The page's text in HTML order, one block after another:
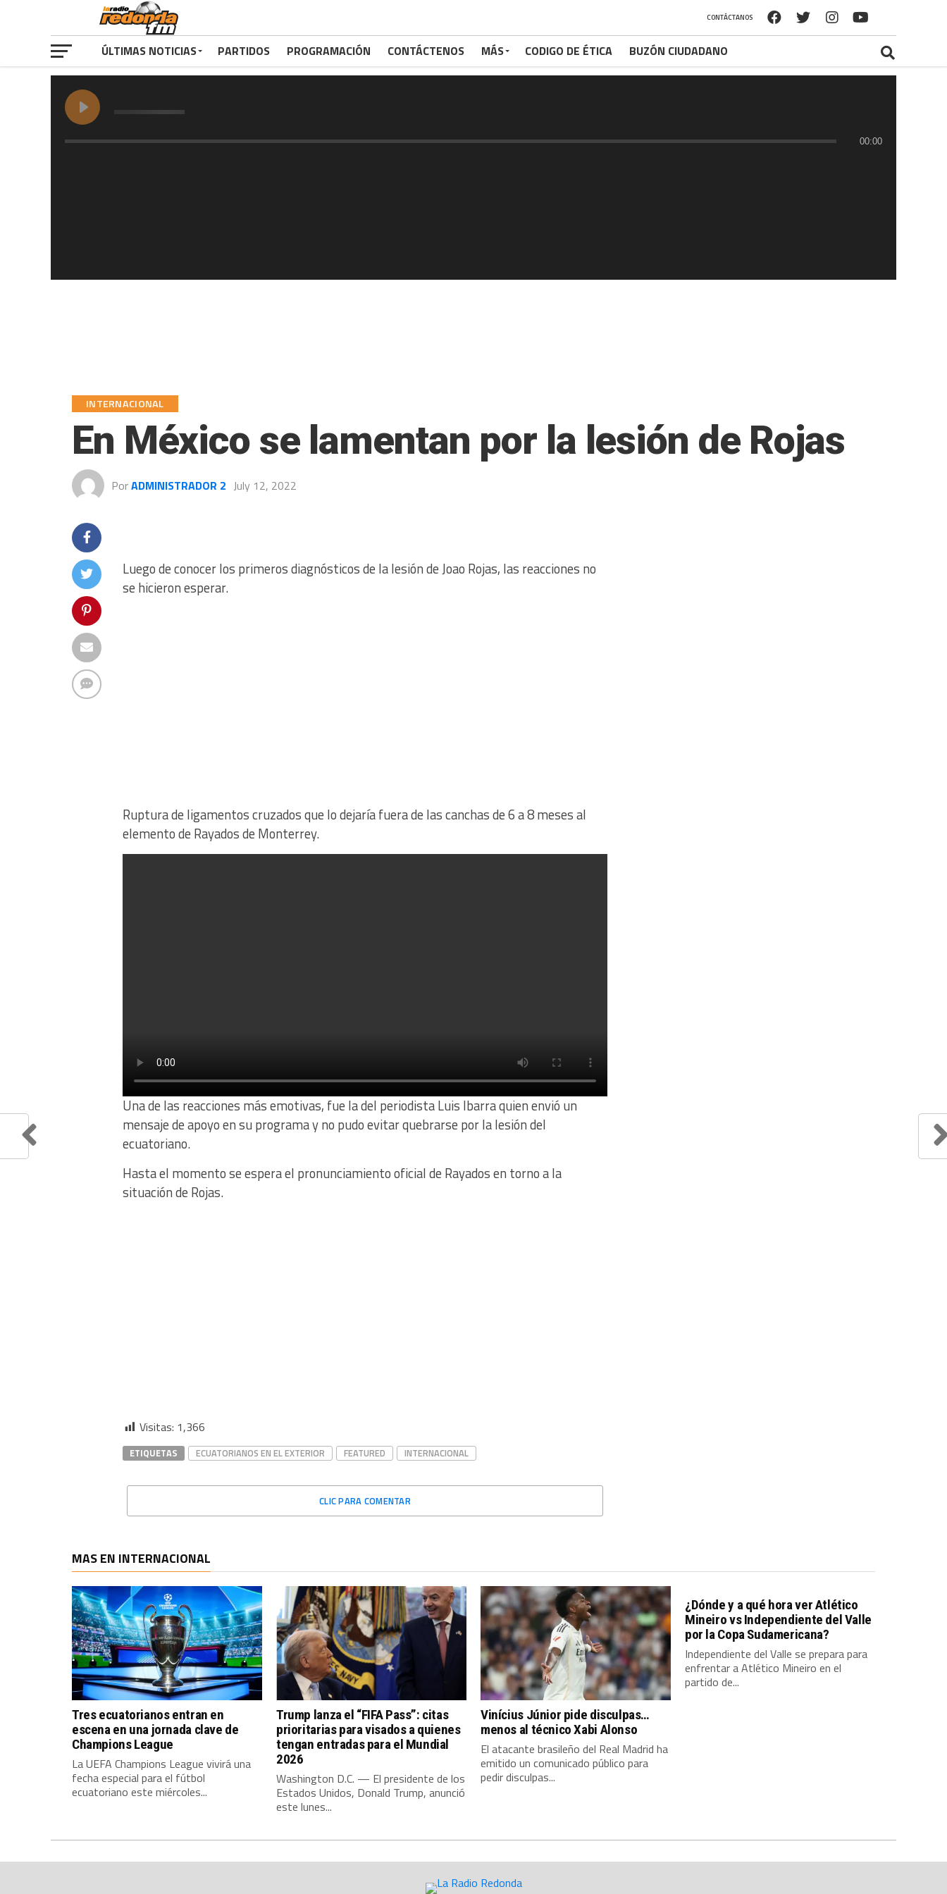
00:00
CONTÁCTANOS
ÚLTIMAS NOTICIAS PARTIDOS PROGRAMACIÓN CONTÁCTENOS MÁS CODIGO DE ÉTICA BUZÓN CIUDADANO
INTERNACIONAL
En México se lamentan por la lesión de Rojas
PorADMINISTRADOR 2 July 12, 2022
Luego de conocer los primeros diagnósticos de la lesión de Joao Rojas, las reacciones no
se hicieron esperar.
Ruptura de ligamentos cruzados que lo dejaría fuera de las canchas de 6 a 8 meses al
elemento de Rayados de Monterrey.
Una de las reacciones más emotivas, fue la del periodista Luis Ibarra quien envió un
mensaje de apoyo en su programa y no pudo evitar quebrarse por la lesión del
ecuatoriano.
Hasta el momento se espera el pronunciamiento oficial de Rayados en torno a la
situación de Rojas.
Visitas: 1,366
ETIQUETAS ECUATORIANOS EN EL EXTERIOR FEATURED INTERNACIONAL
CLIC PARA COMENTAR
MAS EN INTERNACIONAL
Tres ecuatorianos entran en
escena en una jornada clave de
Champions League
La UEFA Champions League vivirá una
fecha especial para el fútbol
ecuatoriano este miércoles...
Trump lanza el “FIFA Pass”: citas
prioritarias para visados a quienes
tengan entradas para el Mundial
2026
Washington D.C. — El presidente de los
Estados Unidos, Donald Trump, anunció
este lunes...
Vinícius Júnior pide disculpas…
menos al técnico Xabi Alonso
El atacante brasileño del Real Madrid ha
emitido un comunicado público para
pedir disculpas...
¿Dónde y a qué hora ver Atlético
Mineiro vs Independiente del Valle
por la Copa Sudamericana?
Independiente del Valle se prepara para
enfrentar a Atlético Mineiro en el
partido de...